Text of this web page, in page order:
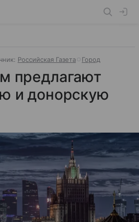
Российская Газета Город
предлагают
и донорскую